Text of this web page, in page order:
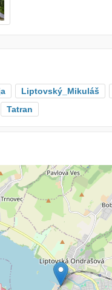
Liptovský_Mikuláš
Tatran